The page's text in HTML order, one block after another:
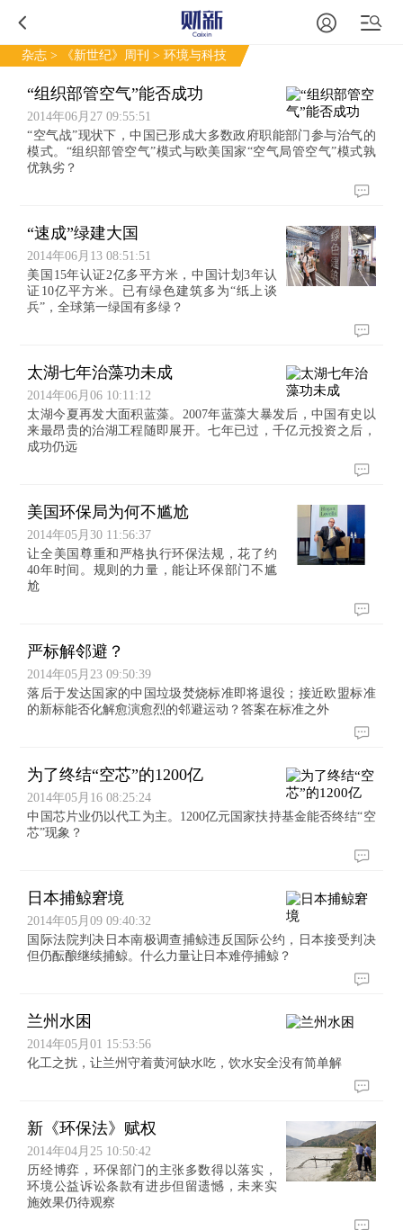
杂志 > 《新世纪》周刊 > 环境与科技
“组织部管空气”能否成功
2014年06月27 09:55:51
“空气战”现状下，中国已形成大多数政府职能部门参与治气的
模式。“组织部管空气”模式与欧美国家“空气局管空气”模式孰
优孰劣？
“速成”绿建大国
2014年06月13 08:51:51
美国15年认证2亿多平方米，中国计划3年认
证10亿平方米。已有绿色建筑多为“纸上谈
兵”，全球第一绿国有多绿？
太湖七年治藻功未成
2014年06月06 10:11:12
太湖今夏再发大面积蓝藻。2007年蓝藻大暴发后，中国有史以
来最昂贵的治湖工程随即展开。七年已过，千亿元投资之后，
成功仍远
美国环保局为何不尴尬
2014年05月30 11:56:37
让全美国尊重和严格执行环保法规，花了约
40年时间。规则的力量，能让环保部门不尴
尬
严标解邻避？
2014年05月23 09:50:39
落后于发达国家的中国垃圾焚烧标准即将退役；接近欧盟标准
的新标能否化解愈演愈烈的邻避运动？答案在标准之外
为了终结“空芯”的1200亿
2014年05月16 08:25:24
中国芯片业仍以代工为主。1200亿元国家扶持基金能否终结“空
芯”现象？
日本捕鲸窘境
2014年05月09 09:40:32
国际法院判决日本南极调查捕鲸违反国际公约，日本接受判决
但仍酝酿继续捕鲸。什么力量让日本难停捕鲸？
兰州水困
2014年05月01 15:53:56
化工之扰，让兰州守着黄河缺水吃，饮水安全没有简单解
新《环保法》赋权
2014年04月25 10:50:42
历经博弈，环保部门的主张多数得以落实，
环境公益诉讼条款有进步但留遗憾，未来实
施效果仍待观察